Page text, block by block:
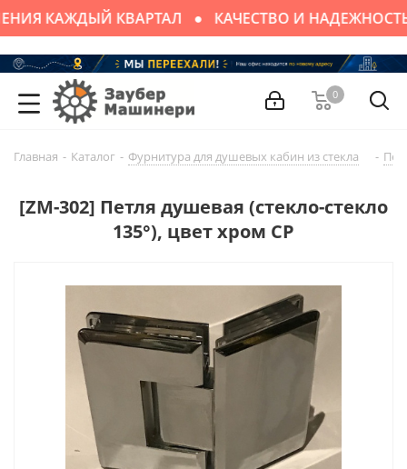
КАЖДЫЙ КВАРТАЛ КАЧЕСТВО И
0
Главная - Каталог - Фурнитура для душевых кабин из стекла -
[ZM-302] Петля душевая (стекло-стекло
135°), цвет хром CP